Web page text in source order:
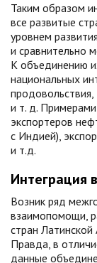
Таким образом
все развитые
уровнем
и сравнительно
К объединению
национальных
продовольствия,
и т. д.
экспортеров
с Индией),
и т.д.
Интеграция
Возник ряд
взаимопомощи,
стран
Правда, в
данные